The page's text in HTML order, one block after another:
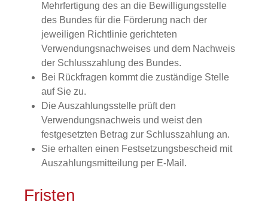
Mehrfertigung des an die Bewilligungsstelle
des Bundes für die Förderung nach der
jeweiligen Richtlinie gerichteten
Verwendungsnachweises und dem Nachweis
der Schlusszahlung des Bundes.
Bei Rückfragen kommt die zuständige Stelle
auf Sie zu.
Die Auszahlungsstelle prüft den
Verwendungsnachweis und weist den
festgesetzten Betrag zur Schlusszahlung an.
Sie erhalten einen Festsetzungsbescheid mit
Auszahlungsmitteilung per E-Mail.
Fristen